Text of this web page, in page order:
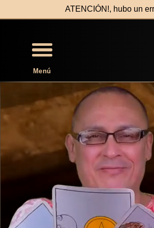
ATENCIÓN!, hubo un
Menú